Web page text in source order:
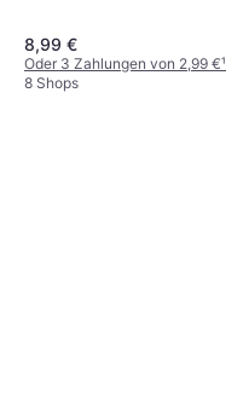
8,99 €
Oder 3 Zahlungen von 2,99 €¹
8 Shops